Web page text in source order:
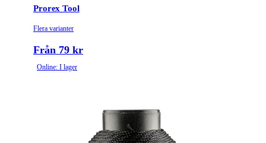
Prorex Tool
Flera varianter
Från 79 kr
Online: I lager